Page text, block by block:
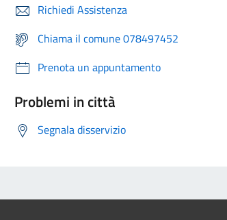
Richiedi Assistenza
Chiama il comune 078497452
Prenota un appuntamento
Problemi in città
Segnala disservizio